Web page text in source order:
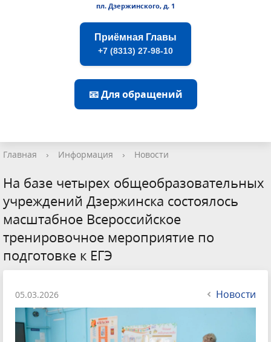
пл. Дзержинского, д. 1
Приёмная Главы
+7 (8313) 27-98-10
📧 Для обращений
Главная › Информация › Новости
На базе четырех общеобразовательных
учреждений Дзержинска состоялось
масштабное Всероссийское
тренировочное мероприятие по
подготовке к ЕГЭ
05.03.2026 Новости